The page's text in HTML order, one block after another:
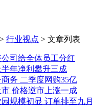
> 行业视点 > 文章列表
司给全体员工分红
年净利攀升三成
务 二季度网购35亿
价格逆市上涨一成
规模初显 订单排至九月